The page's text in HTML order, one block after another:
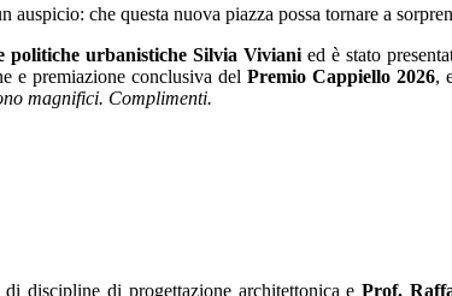
che questa nuova piazza possa tornare a
politiche urbanistiche Silvia Vivianied è stato
e premiazione conclusiva del Premio Cappiello 2026,
magnifici. Complimenti.
discipline di progettazione architettonica e Prof.